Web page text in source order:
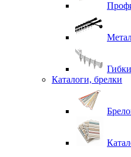
Каталоги, брелки